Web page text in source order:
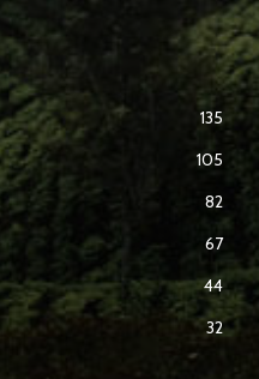
135
105
82
67
44
32